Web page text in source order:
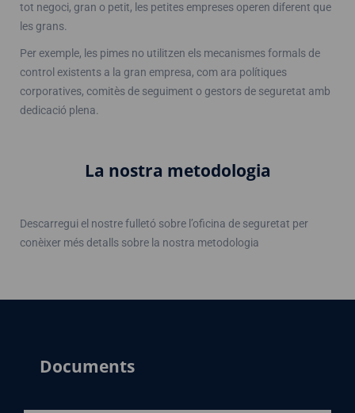
tot negoci, gran o petit, les petites empreses operen diferent que
les grans.
Per exemple, les pimes no utilitzen els mecanismes formals de
control existents a la gran empresa, com ara polítiques
corporatives, comitès de seguiment o gestors de seguretat amb
dedicació plena.
La nostra metodologia
Descarregui el nostre fulletó sobre l’oficina de seguretat per
conèixer més detalls sobre la nostra metodologia
Documents